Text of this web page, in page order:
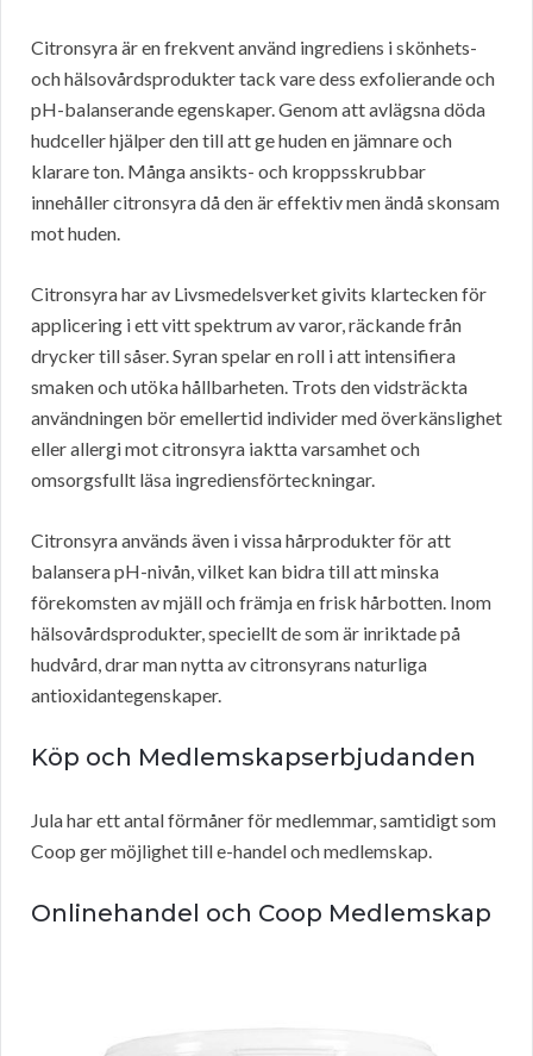
Citronsyra är en frekvent använd ingrediens i skönhets-
och hälsovårdsprodukter tack vare dess exfolierande och
pH-balanserande egenskaper. Genom att avlägsna döda
hudceller hjälper den till att ge huden en jämnare och
klarare ton. Många ansikts- och kroppsskrubbar
innehåller citronsyra då den är effektiv men ändå skonsam
mot huden.
Citronsyra har av Livsmedelsverket givits klartecken för
applicering i ett vitt spektrum av varor, räckande från
drycker till såser. Syran spelar en roll i att intensifiera
smaken och utöka hållbarheten. Trots den vidsträckta
användningen bör emellertid individer med överkänslighet
eller allergi mot citronsyra iaktta varsamhet och
omsorgsfullt läsa ingrediensförteckningar.
Citronsyra används även i vissa hårprodukter för att
balansera pH-nivån, vilket kan bidra till att minska
förekomsten av mjäll och främja en frisk hårbotten. Inom
hälsovårdsprodukter, speciellt de som är inriktade på
hudvård, drar man nytta av citronsyrans naturliga
antioxidantegenskaper.
Köp och Medlemskapserbjudanden
Jula har ett antal förmåner för medlemmar, samtidigt som
Coop ger möjlighet till e-handel och medlemskap.
Onlinehandel och Coop Medlemskap